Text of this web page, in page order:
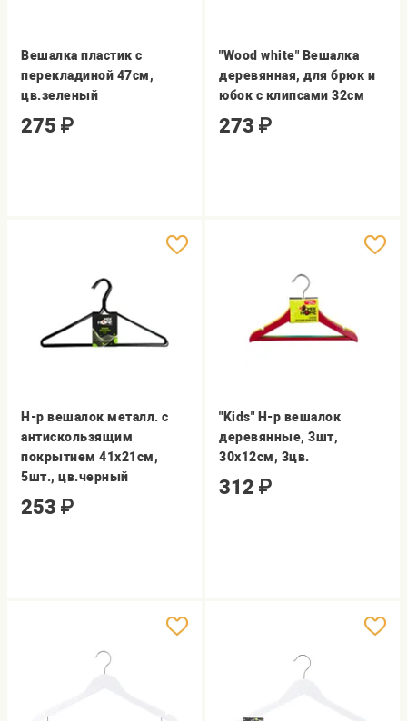
Вешалка пластик с
перекладиной 47см,
цв.зеленый
275 ₽
"Wood white" Вешалка
деревянная, для брюк и
юбок с клипсами 32см
273 ₽
Н-р вешалок металл. с
антискользящим
покрытием 41х21см,
5шт., цв.черный
253 ₽
"Kids" Н-р вешалок
деревянные, 3шт,
30х12см, 3цв.
312 ₽